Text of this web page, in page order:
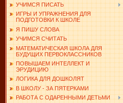
УЧИМСЯ ПИСАТЬ
ИГРЫ И УПРАЖНЕНИЯ ДЛЯ
ПОДГОТОВКИ К ШКОЛЕ
Я ПИШУ СЛОВА
УЧИМСЯ СЧИТАТЬ
МАТЕМАТИЧЕСКАЯ ШКОЛА ДЛЯ
БУДУЩИХ ПЕРВОКЛАССНИКОВ
ПОВЫШАЕМ ИНТЕЛЛЕКТ И
ЭРУДИЦИЮ
ЛОГИКА ДЛЯ ДОШКОЛЯТ
В ШКОЛУ - ЗА ПЯТЕРКАМИ
РАБОТА С ОДАРЕННЫМИ ДЕТЬМИ